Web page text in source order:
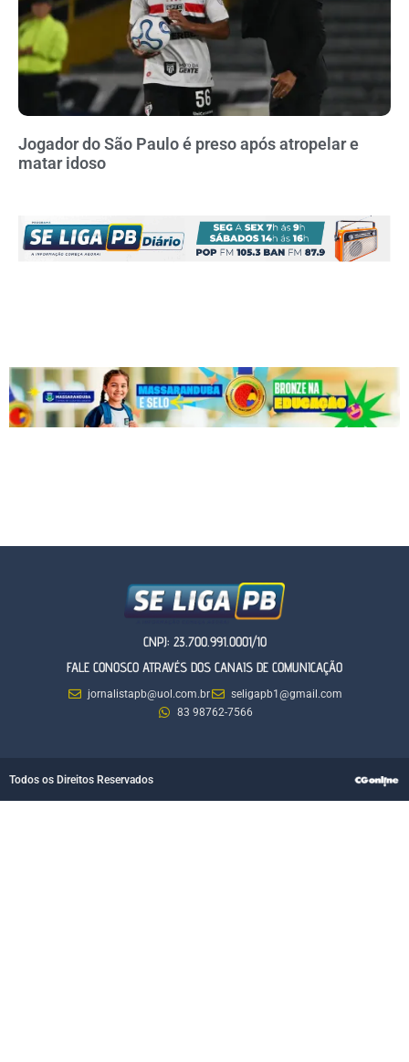
Jogador do São Paulo é preso após atropelar e
matar idoso
CNPJ: 23.700.991.0001/10
FALE CONOSCO ATRAVÉS DOS CANAIS DE COMUNICAÇÃO
jornalistapb@uol.com.br
seligapb1@gmail.com
83 98762-7566
Todos os Direitos Reservados